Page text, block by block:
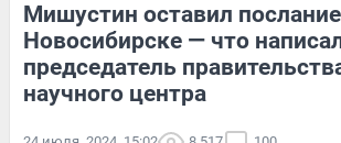
Мишустин оставил
Новосибирске — что
председатель
научного центра